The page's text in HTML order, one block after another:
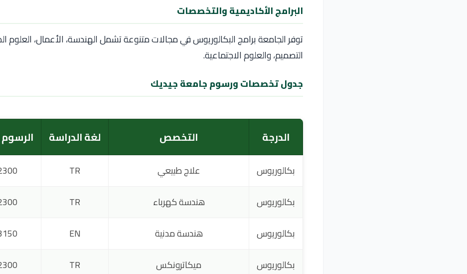
البرامج الأكاديمية والتخصصات
توفر الجامعة برامج البكالوريوس في مجالات متنوعة تشمل الهندسة، الأعمال، العلوم
التصميم، والعلوم الاجتماعية.
جدول تخصصات ورسوم جامعة جيديك
الدرجة التخصص لغة الدراسة
بكالوريوس علاج طبيعي TR
2300
بكالوريوس
هندسة كهرباء TR
2300
بكالوريوس
هندسة مدنية EN
3150
بكالوريوس
ميكاترونكس TR
2300